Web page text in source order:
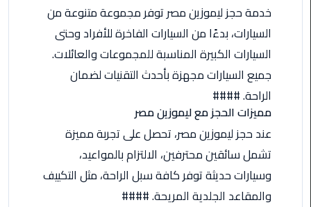
القاهرة
العرب
ليموزين
العرب
خدمة حجز ليموزين مصر توفر مجموعة متنوعة من
السيارات، بدءًا من السيارات الفاخرة للأفراد وحتى
السيارات الكبيرة المناسبة للمجموعات والعائلات.
جميع السيارات مجهزة بأحدث التقنيات لضمان
الراحة. ####
مميزات الحجز مع ليموزين مصر
عند حجز ليموزين مصر، تحصل على تجربة مميزة
تشمل سائقين محترفين، الالتزام بالمواعيد،
وسيارات حديثة توفر كافة سبل الراحة، مثل التكييف
والمقاعد الجلدية المريحة. ####